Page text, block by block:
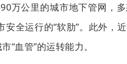
万公里的城市地下管网，
全运行的“软肋”。此外，
“血管”的运转能力。